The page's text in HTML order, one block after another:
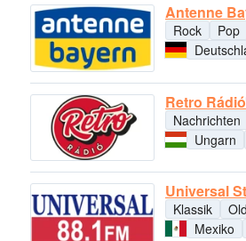
Antenne
Rock Pop
Retro Rádió
Nachrichten
Ungarn
Universal
Klassik
Mexiko